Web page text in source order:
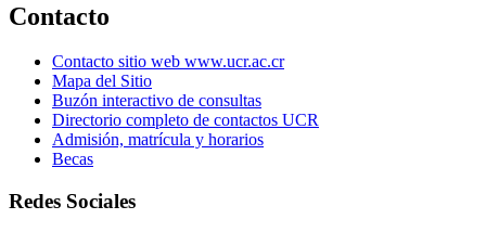
Contacto
Contacto sitio web www.ucr.ac.cr
Mapa del Sitio
Buzón interactivo de consultas
Directorio completo de contactos UCR
Admisión, matrícula y horarios
Becas
Redes Sociales